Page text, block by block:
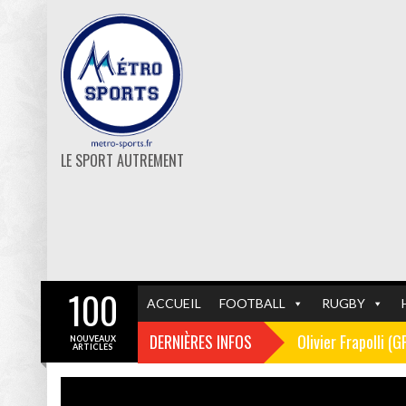
LE SPORT AUTREMENT
ACCUEIL FOOTBALL RUGBY
DERNIÈRES INFOS Olivier Frapolli
Christophe
100
NOUVEAUX
ARTICLES